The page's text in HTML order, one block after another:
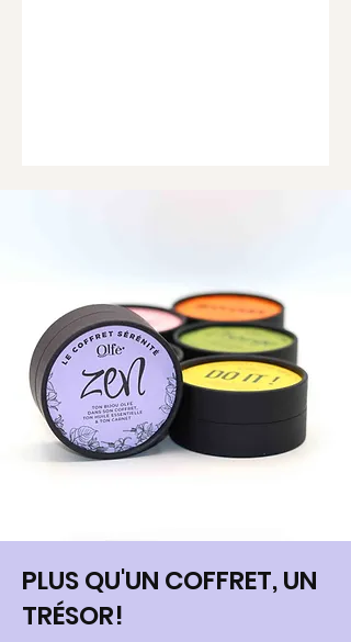
PLUS QU'UN COFFRET, UN
TRÉSOR!